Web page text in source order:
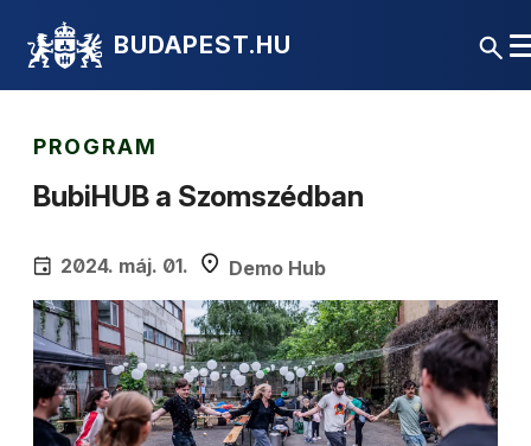
BUDAPEST.HU
PROGRAM
BubiHUB a Szomszédban
2024. máj. 01. Demo Hub